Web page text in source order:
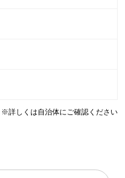
※詳しくは自治体にご確認ください